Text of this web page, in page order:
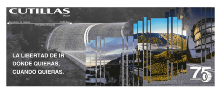
Saltar
contenido